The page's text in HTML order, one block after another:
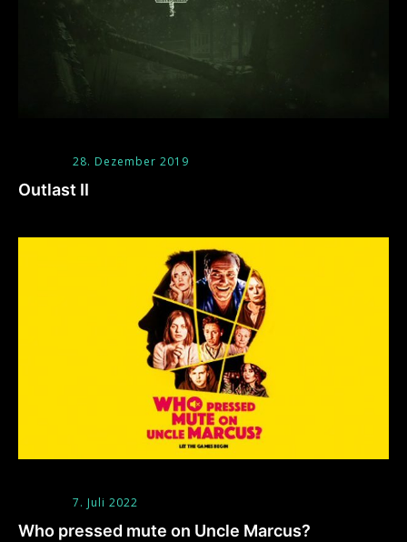
28. Dezember 2019
Outlast II
7. Juli 2022
Who pressed mute on Uncle Marcus?